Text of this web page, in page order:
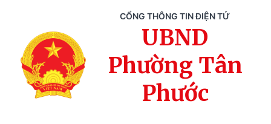
CỔNG THÔNG TIN ĐIỆN TỬ
UBND
Phường Tân
Phước